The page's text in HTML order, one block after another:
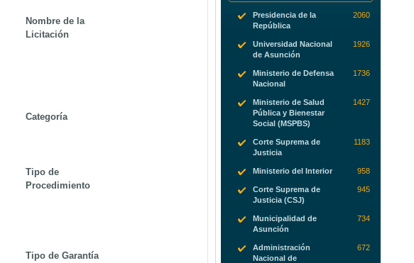
Nombre de la
Licitación
Categoría
Tipo de
Procedimiento
Tipo de Garantía
Presidencia de la
República
2060
Universidad Nacional
de Asunción
1926
Ministerio de Defensa
Nacional
1736
Ministerio de Salud
Pública y Bienestar
Social (MSPBS)
1427
Corte Suprema de
Justicia
1183
Ministerio del Interior 958
Corte Suprema de
Justicia (CSJ)
945
Municipalidad de
Asunción
734
Administración
Nacional de
672